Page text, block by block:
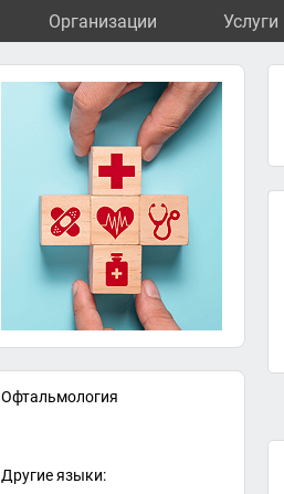
Организации Услуги
Офтальмология
Другие языки: